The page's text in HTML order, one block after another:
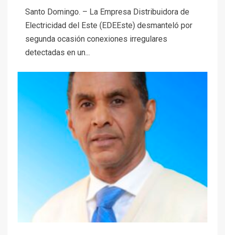
Santo Domingo. – La Empresa Distribuidora de
Electricidad del Este (EDEEste) desmanteló por
segunda ocasión conexiones irregulares
detectadas en un...